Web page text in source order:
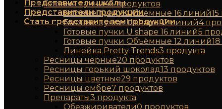
Представители школы
Представители продукции
Стать представителем продукции
Готовые пучки45 продуктов
Готовые пучки Объёмные 16 линий15
Готовые пучки U shape 12 линий4
Готовые пучки U shape 16 линий5
Готовые пучки Объёмные 12 линий18
Линейка Pretty Trends3 продукта
Ресницы черные20 продуктов
Ресницы горький шоколад13 продуктов
Ресницы цветные29 продуктов
Ресницы омбре7 продуктов
Препараты3 продукта
Обезжириватели0 продуктов